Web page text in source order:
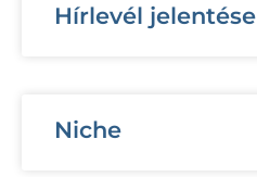
Hírlevél jelentése
Niche